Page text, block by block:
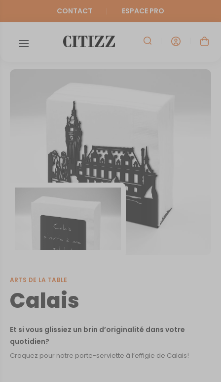
CONTACT ESPACE PRO
ARTS DE LA TABLE
Calais
Et si vous glissiez un brin d’originalité dans votre
quotidien?
Craquez pour notre porte-serviette à l’effigie de Calais!